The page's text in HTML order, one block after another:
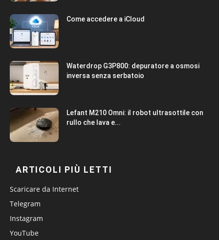
Come accedere a iCloud
Waterdrop G3P800: depuratore a osmosi
inversa senza serbatoio
Lefant M210 Omni: il robot ultrasottile con
rullo che lava e...
ARTICOLI PIÙ LETTI
Scaricare da Internet
Telegram
Instagram
YouTube